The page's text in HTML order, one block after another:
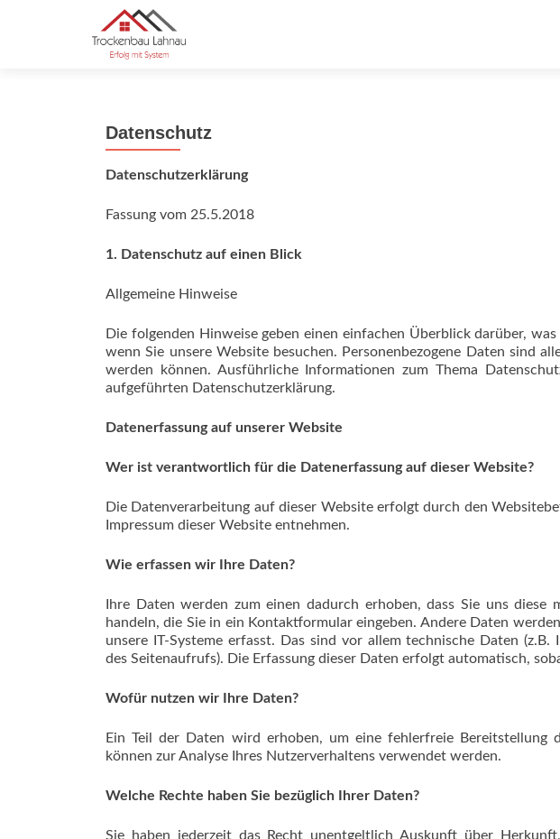
Datenschutz
Datenschutzerklärung
Fassung vom 25.5.2018
1. Datenschutz auf einen Blick
Allgemeine Hinweise
Die folgenden Hinweise geben einen einfachen Überblick darüber,
wenn Sie unsere Website besuchen. Personenbezogene Daten sind
werden können. Ausführliche Informationen zum Thema
aufgeführten Datenschutzerklärung.
Datenerfassung auf unserer Website
Wer ist verantwortlich für die Datenerfassung auf dieser Website?
Die Datenverarbeitung auf dieser Website erfolgt durch den
Impressum dieser Website entnehmen.
Wie erfassen wir Ihre Daten?
Ihre Daten werden zum einen dadurch erhoben, dass Sie uns
handeln, die Sie in ein Kontaktformular eingeben. Andere Daten
unsere IT-Systeme erfasst. Das sind vor allem technische Daten
des Seitenaufrufs). Die Erfassung dieser Daten erfolgt automatisch,
Wofür nutzen wir Ihre Daten?
Ein Teil der Daten wird erhoben, um eine fehlerfreie Bereitstellung
können zur Analyse Ihres Nutzerverhaltens verwendet werden.
Welche Rechte haben Sie bezüglich Ihrer Daten?
Sie haben jederzeit das Recht unentgeltlich Auskunft über